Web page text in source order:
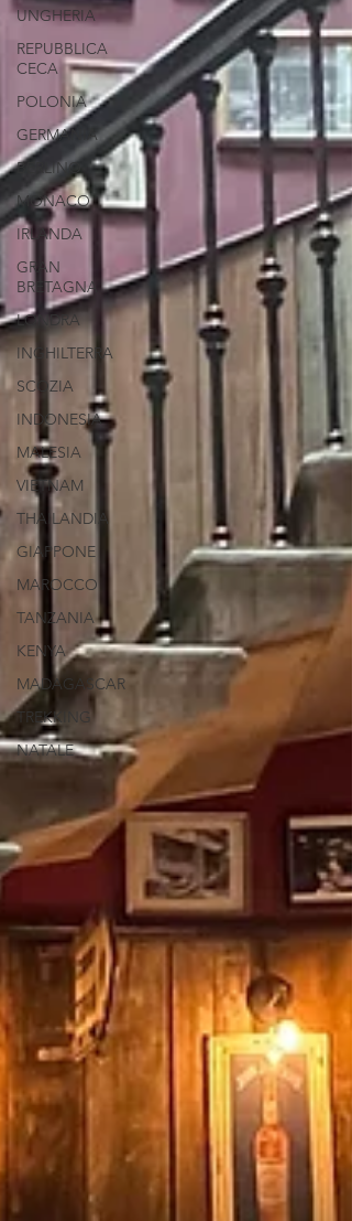
UNGHERIA
REPUBBLICA
CECA
POLONIA
GERMANIA
BERLINO
MONACO
IRLANDA
GRAN
BRETAGNA
LONDRA
INGHILTERRA
SCOZIA
INDONESIA
MALESIA
VIETNAM
THAILANDIA
GIAPPONE
MAROCCO
TANZANIA
KENYA
MADAGASCAR
TREKKING
NATALE